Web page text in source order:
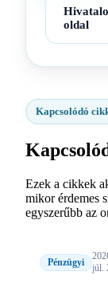
oldal
Kapcsolódó
Ezek a cikkek
mikor érdemes
egyszerűbb az
Pénzügyi
júl.